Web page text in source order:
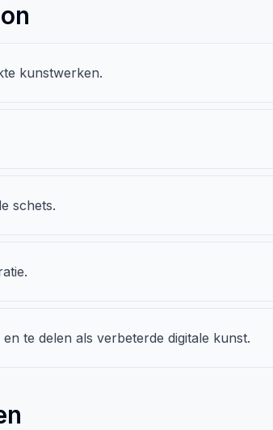
kunstwerken.
schets.
te delen als verbeterde digitale kunst.